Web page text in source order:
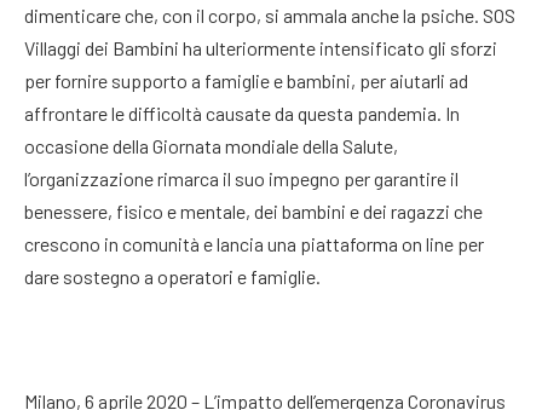
dimenticare che, con il corpo, si ammala anche la psiche. SOS
Villaggi dei Bambini ha ulteriormente intensificato gli sforzi
per fornire supporto a famiglie e bambini, per aiutarli ad
affrontare le difficoltà causate da questa pandemia. In
occasione della Giornata mondiale della Salute,
l’organizzazione rimarca il suo impegno per garantire il
benessere, fisico e mentale, dei bambini e dei ragazzi che
crescono in comunità e lancia una piattaforma on line per
dare sostegno a operatori e famiglie.
Milano, 6 aprile 2020 – L’impatto dell’emergenza Coronavirus